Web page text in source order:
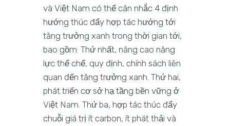
và Việt Nam có thể cân nhắc 4 định
hướng thúc đẩy hợp tác hướng tới
tăng trưởng xanh trong thời gian tới,
bao gồm: Thứ nhất, nâng cao năng
lực thể chế, quy định, chính sách liên
quan đến tăng trưởng xanh. Thứ hai,
phát triển cơ sở hạ tầng bền vững ở
Việt Nam. Thứ ba, hợp tác thúc đẩy
chuỗi giá trị ít carbon, ít phát thải và